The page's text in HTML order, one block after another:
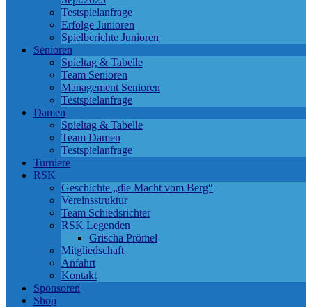
Testspielanfrage
Erfolge Junioren
Spielberichte Junioren
Senioren
Spieltag & Tabelle
Team Senioren
Management Senioren
Testspielanfrage
Damen
Spieltag & Tabelle
Team Damen
Testspielanfrage
Turniere
RSK
Geschichte „die Macht vom Berg“
Vereinsstruktur
Team Schiedsrichter
RSK Legenden
Grischa Prömel
Mitgliedschaft
Anfahrt
Kontakt
Sponsoren
Shop